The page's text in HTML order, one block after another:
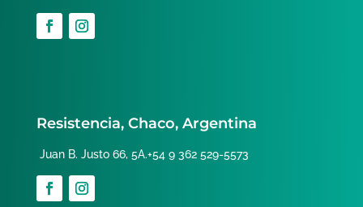
Resistencia, Chaco, Argentina
Juan B. Justo 66, 5A.+54 9 362 529-5573